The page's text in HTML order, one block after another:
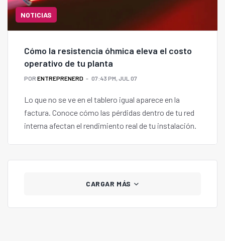
NOTICIAS
Cómo la resistencia óhmica eleva el costo
operativo de tu planta
POR ENTREPRENERD 07:43 PM, JUL 07
Lo que no se ve en el tablero igual aparece en la
factura. Conoce cómo las pérdidas dentro de tu red
interna afectan el rendimiento real de tu instalación.
CARGAR MÁS